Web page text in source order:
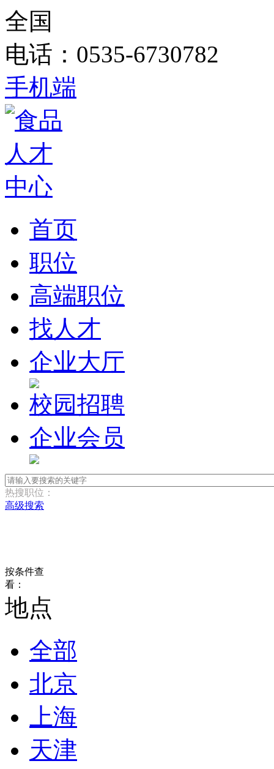
全国
电话：0535-6730782
手机端
首页
职位
高端职位
找人才
企业大厅
校园招聘
企业会员
热搜职位：
高级搜索
按条件查
看：
地点
全部
北京
上海
天津